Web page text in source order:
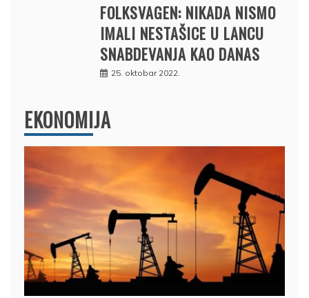
FOLKSVAGEN: NIKADA NISMO
IMALI NESTAŠICE U LANCU
SNABDEVANJA KAO DANAS
25. oktobar 2022.
EKONOMIJA